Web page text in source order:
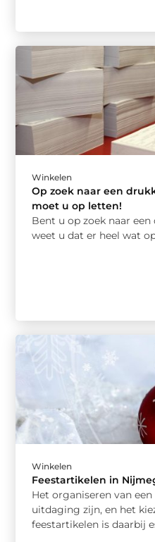
Winkelen
Op zoek naar een
moet u op letten!
Bent u op zoek naar
weet u dat er heel wat
Winkelen
Feestartikelen in
Het organiseren van
uitdaging zijn, en het
feestartikelen is daarbij